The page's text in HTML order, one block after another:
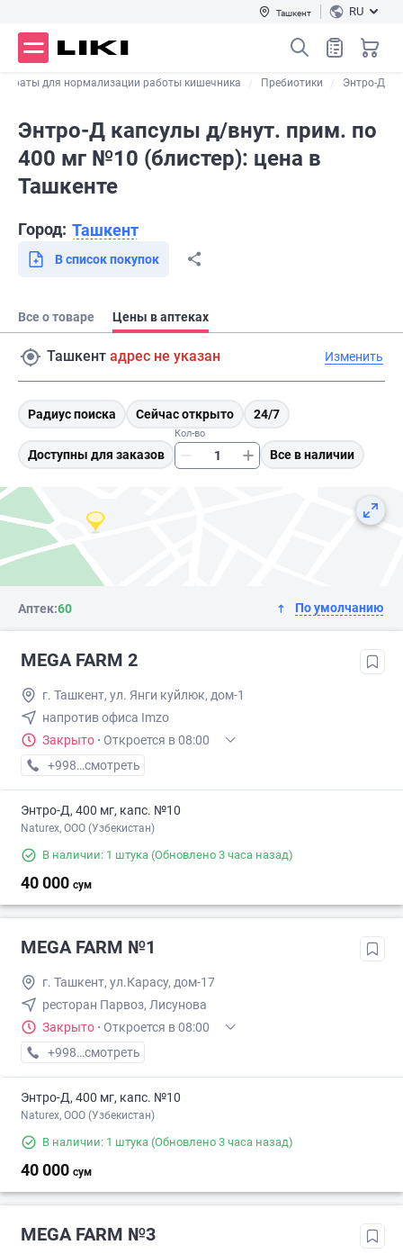
Ташкент RU
для нормализации работы кишечника Пребиотики Энтро-Д
Энтро-Д капсулы д/внут. прим. по
400 мг №10 (блистер): цена в
Ташкенте
Город: Ташкент
В список покупок
Все о товаре Цены в аптеках
Ташкент адрес не указан Изменить
Радиус поиска Сейчас открыто 24/7
Доступны для заказов
Кол-во
Все в наличии
Аптек:60 По умолчанию
MEGA FARM 2
г. Ташкент, ул. Янги куйлюк, дом-1
напротив офиса Imzo
Закрыто · Откроется в 08:00
+998 (71) XXX-XX-XX
смотреть
Энтро-Д, 400 мг, капс. №10
Naturex, OOO (Узбекистан)
В наличии: 1 штука (Обновлено 3 часа назад)
40 000 сум
MEGA FARM №1
г. Ташкент, ул.Карасу, дом-17
ресторан Парвоз, Лисунова
Закрыто · Откроется в 08:00
+998 (71) XXX-XX-XX
смотреть
Энтро-Д, 400 мг, капс. №10
Naturex, OOO (Узбекистан)
В наличии: 1 штука (Обновлено 3 часа назад)
40 000 сум
MEGA FARM №3